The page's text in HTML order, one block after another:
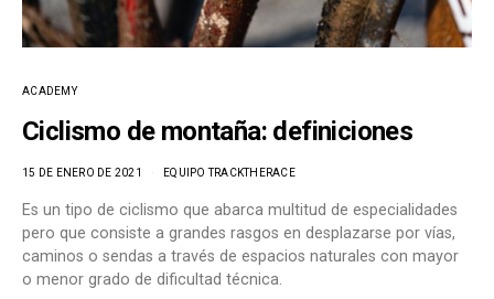
ACADEMY
Ciclismo de montaña: definiciones
15 DE ENERO DE 2021 EQUIPO TRACKTHERACE
Es un tipo de ciclismo que abarca multitud de especialidades
pero que consiste a grandes rasgos en desplazarse por vías,
caminos o sendas a través de espacios naturales con mayor
o menor grado de dificultad técnica.